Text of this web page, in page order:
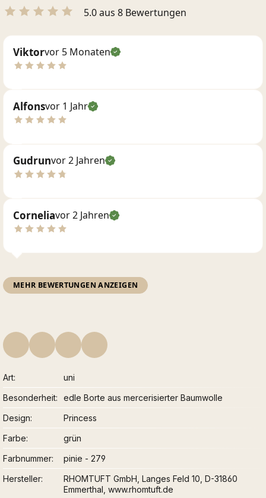
5.0 aus 8 Bewertungen
Viktorvor 5 Monaten
Alfonsvor 1 Jahr
Gudrunvor 2 Jahren
Corneliavor 2 Jahren
MEHR BEWERTUNGEN ANZEIGEN
Art
uni
Besonderheit
edle Borte aus mercerisierter Baumwolle
Design
Princess
Farbe
grün
Farbnummer
pinie - 279
Hersteller
RHOMTUFT GmbH, Langes Feld 10, D-31860
Emmerthal, www.rhomtuft.de